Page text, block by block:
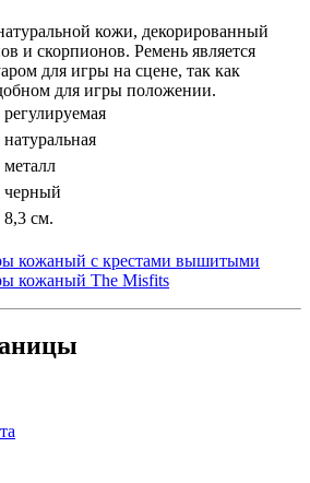
кожи, декорированный
и скорпионов. Ремень является
для игры на сцене, так как
для игры положении.
регулируемая
натуральная
металл
черный
8,3 см.
кожаный с крестами вышитыми
кожаный The Misfits